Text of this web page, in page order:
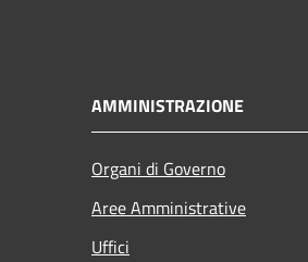
AMMINISTRAZIONE
Organi di Governo
Aree Amministrative
Uffici